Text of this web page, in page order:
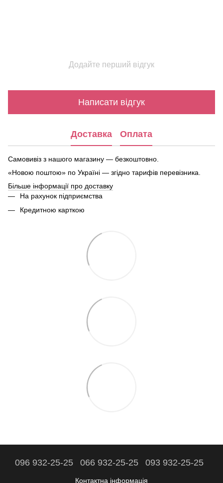
Додайте перший відгук
Написати відгук
Доставка Оплата
Самовивіз з нашого магазину — безкоштовно.
«Новою поштою» по Україні — згідно тарифів перевізника.
Більше інформації про доставку
На рахунок підприємства
Кредитною карткою
096 932-25-25 066 932-25-25 093 932-25-25
Контактна інформація